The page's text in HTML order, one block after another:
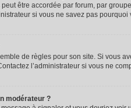
être accordée par forum, par
si vous ne savez pas
de règles pour son site. Si vous
l’administrateur si vous ne
modérateur ?